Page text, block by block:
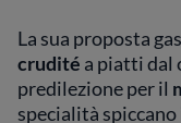
La sua proposta
crudité a piatti dal
predilezione per il
specialità spiccano